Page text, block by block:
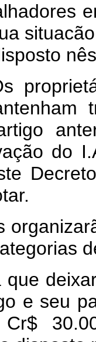
do
deixar
e seu